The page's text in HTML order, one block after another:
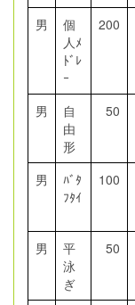
男
個
人ﾒ
ﾄﾞﾚ
ｰ
200
男
自
由
形
50
男
ﾊﾞﾀ
ﾌﾀｲ
100
男
平
泳
ぎ
50